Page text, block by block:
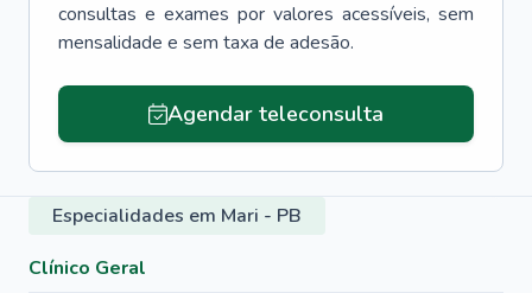
consultas e exames por valores acessíveis, sem
mensalidade e sem taxa de adesão.
Agendar teleconsulta
Especialidades em Mari - PB
Clínico Geral